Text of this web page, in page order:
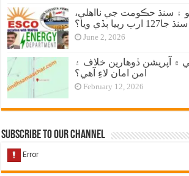
۽ سنڌ حڪومت جي نااهلي،
سنڌ جا127 ارب رپيا ٻڏي ويا؟
June 2, 2026
آپريشن ڏوهارين خلاف ۽
امن امان لاءِ آهي؟
February 12, 2026
Subscribe to our Channel